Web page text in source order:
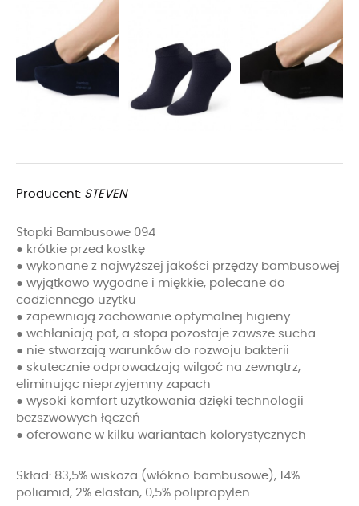
Producent: STEVEN
Stopki Bambusowe 094
● krótkie przed kostkę
● wykonane z najwyższej jakości przędzy bambusowej
● wyjątkowo wygodne i miękkie, polecane do
codziennego użytku
● zapewniają zachowanie optymalnej higieny
● wchłaniają pot, a stopa pozostaje zawsze sucha
● nie stwarzają warunków do rozwoju bakterii
● skutecznie odprowadzają wilgoć na zewnątrz,
eliminując nieprzyjemny zapach
● wysoki komfort użytkowania dzięki technologii
bezszwowych łączeń
● oferowane w kilku wariantach kolorystycznych
Skład: 83,5% wiskoza (włókno bambusowe), 14%
poliamid, 2% elastan, 0,5% polipropylen